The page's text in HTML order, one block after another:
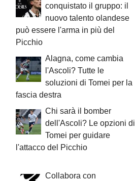
conquistato il gruppo: il
nuovo talento olandese
può essere l'arma in più del
Picchio
Alagna, come cambia
l'Ascoli? Tutte le
soluzioni di Tomei per la
fascia destra
Chi sarà il bomber
dell'Ascoli? Le opzioni di
Tomei per guidare
l'attacco del Picchio
Collabora con